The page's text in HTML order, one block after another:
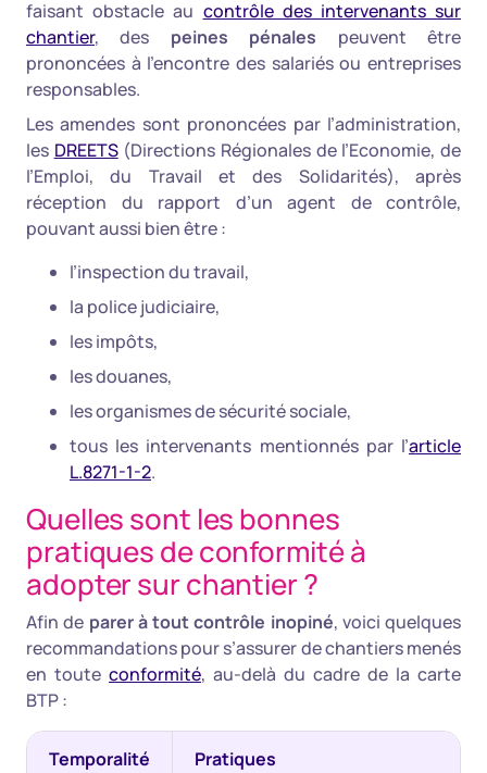
faisant obstacle au contrôle des intervenants sur
chantier, des peines pénales peuvent être
prononcées à l’encontre des salariés ou entreprises
responsables.
Les amendes sont prononcées par l’administration,
les DREETS(Directions Régionales de l’Economie, de
l’Emploi, du Travail et des Solidarités), après
réception du rapport d’un agent de contrôle,
pouvant aussi bien être :
l’inspection du travail,
la police judiciaire,
les impôts,
les douanes,
les organismes de sécurité sociale,
tous les intervenants mentionnés par l’article
L.8271-1-2.
Quelles sont les bonnes
pratiques de conformité à
adopter sur chantier ?
Afin de parer à tout contrôle inopiné, voici quelques
recommandations pour s’assurer de chantiers menés
en toute conformité, au-delà du cadre de la carte
BTP :
Temporalité Pratiques